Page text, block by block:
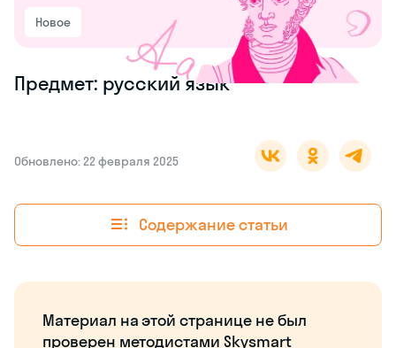
Новое
Предмет: русский язык
Обновлено: 22 февраля 2025
Содержание статьи
Материал на этой странице не был
проверен методистами Skysmart